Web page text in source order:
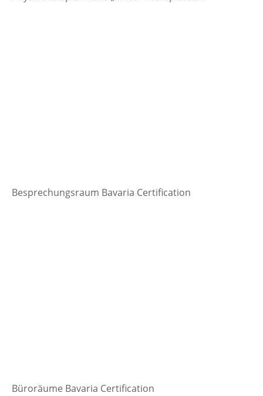
Besprechungsraum Bavaria Certification
Büroräume Bavaria Certification